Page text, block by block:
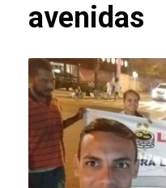
avenidas